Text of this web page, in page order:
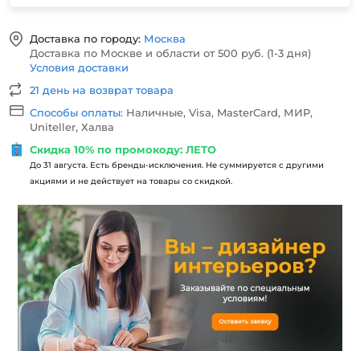
Доставка по городу: Москва
Доставка по Москве и области от 500 руб. (1-3 дня)
Условия доставки
21 день на возврат товара
Способы оплаты: Наличные, Visa, MasterCard, МИР,
Uniteller, Халва
Скидка 10% по промокоду: ЛЕТО
До 31 августа. Есть бренды-исключения. Не суммируется с другими
акциями и не действует на товары со скидкой.